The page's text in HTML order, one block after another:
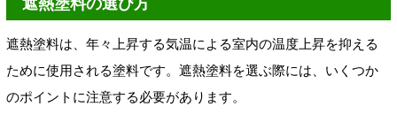
遮熱塗料の選び方
遮熱塗料は、年々上昇する気温による室内の温度上昇を抑える
ために使用される塗料です。遮熱塗料を選ぶ際には、いくつか
のポイントに注意する必要があります。